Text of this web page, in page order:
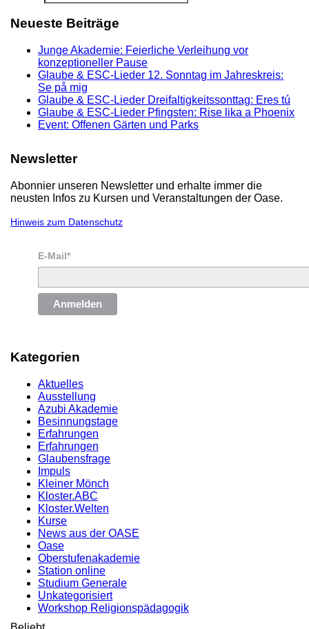
Neueste Beiträge
Junge Akademie: Feierliche Verleihung vor
konzeptioneller Pause
Glaube & ESC-Lieder 12. Sonntag im Jahreskreis:
Se på mig
Glaube & ESC-Lieder Dreifaltigkeitssonttag: Eres tú
Glaube & ESC-Lieder Pfingsten: Rise lika a Phoenix
Event: Offenen Gärten und Parks
Newsletter
Abonnier unseren Newsletter und erhalte immer die
neusten Infos zu Kursen und Veranstaltungen der Oase.
Hinweis zum Datenschutz
E-Mail*
Anmelden
Kategorien
Aktuelles
Ausstellung
Azubi Akademie
Besinnungstage
Erfahrungen
Erfahrungen
Glaubensfrage
Impuls
Kleiner Mönch
Kloster.ABC
Kloster.Welten
Kurse
News aus der OASE
Oase
Oberstufenakademie
Station online
Studium Generale
Unkategorisiert
Workshop Religionspädagogik